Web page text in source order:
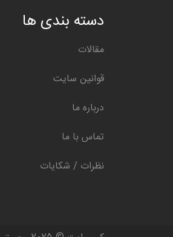
دسته بندی ها
مقالات
قوانین سایت
درباره ما
تماس با ما
نظرات / شکایات